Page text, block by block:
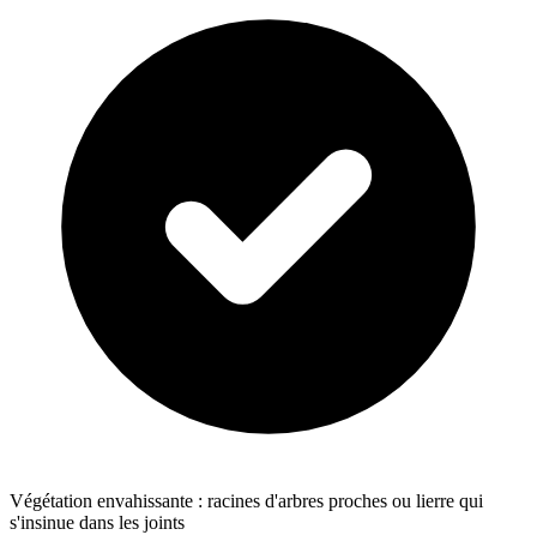
Végétation envahissante : racines d'arbres proches ou lierre qui
s'insinue dans les joints